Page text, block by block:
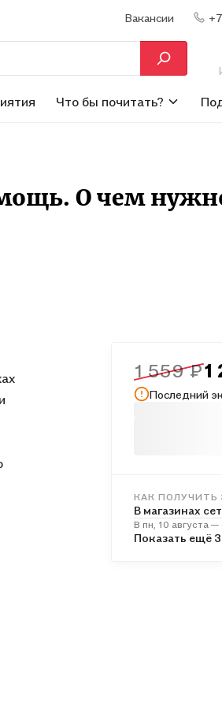
Вакансии
Что бы почитать?
О чем
В
1 559 ₽1
Последний
КАК ПОЛУЧИТЬ
В магазинах
В пн, 10 августа —
В пунктах
Показать ещё